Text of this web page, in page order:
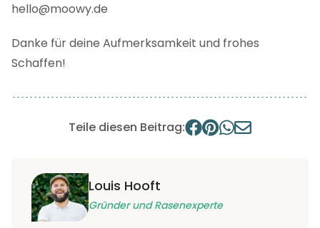
hello@moowy.de
Danke für deine Aufmerksamkeit und frohes
Schaffen!
Teile diesen Beitrag:
Louis Hooft
Gründer und Rasenexperte